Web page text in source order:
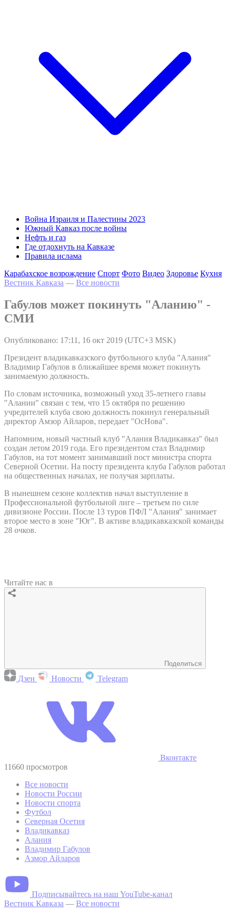
Война Израиля и Палестины 2023
Южный Кавказ после войны
Нефть и газ
Где отдохнуть на Кавказе
Правила ислама
Карабахское возрождение Спорт Фото Видео Здоровье Кухня
Вестник Кавказа — Все новости
Габулов может покинуть "Аланию" -
СМИ
Опубликовано: 17:11, 16 окт 2019 (UTC+3 MSK)
Президент владикавказского футбольного клуба "Алания"
Владимир Габулов в ближайшее время может покинуть
занимаемую должность.
По словам источника, возможный уход 35-летнего главы
"Алании" связан с тем, что 15 октября по решению
учредителей клуба свою должность покинул генеральный
директор Амзор Айларов, передает "ОсНова".
Напомним, новый частный клуб "Алания Владикавказ" был
создан летом 2019 года. Его президентом стал Владимир
Габулов, на тот момент занимавший пост министра спорта
Северной Осетии. На посту президента клуба Габулов работал
на общественных началах, не получая зарплаты.
В нынешнем сезоне коллектив начал выступление в
Профессиональной футбольной лиге – третьем по силе
дивизионе России. После 13 туров ПФЛ "Алания" занимает
второе место в зоне "Юг". В активе владикавказской команды
28 очков.
Читайте нас в
Поделиться
Дзен Новости Telegram
Вконтакте
11660 просмотров
Все новости
Новости России
Новости спорта
Футбол
Северная Осетия
Владикавказ
Алания
Владимир Габулов
Азмор Айларов
Подписывайтесь на наш YouTube-канал
Вестник Кавказа — Все новости